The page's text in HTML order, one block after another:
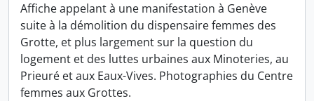
Affiche appelant à une manifestation à Genève
suite à la démolition du dispensaire femmes des
Grotte, et plus largement sur la question du
logement et des luttes urbaines aux Minoteries, au
Prieuré et aux Eaux-Vives. Photographies du Centre
femmes aux Grottes.